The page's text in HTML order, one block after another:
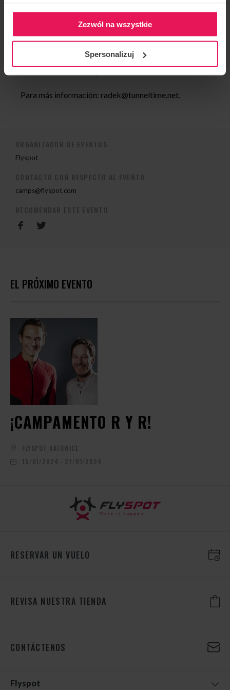
Zezwól na wszystkie
Spersonalizuj
termina el domingo a las 18.00 horas.
Todos los niveles de vuelo son bienvenidos.
Para más información: radek@tunneltime.net.
Flyspot
camps@flyspot.com
EL PRÓXIMO EVENTO
¡CAMPAMENTO R Y R!
FLYSPOT KATOWICE
15/01/2024 - 27/01/2024
RESERVAR UN VUELO
REVISA NUESTRA TIENDA
CONTÁCTENOS
Flyspot